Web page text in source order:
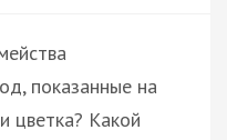
показанные на
цветка? Какой